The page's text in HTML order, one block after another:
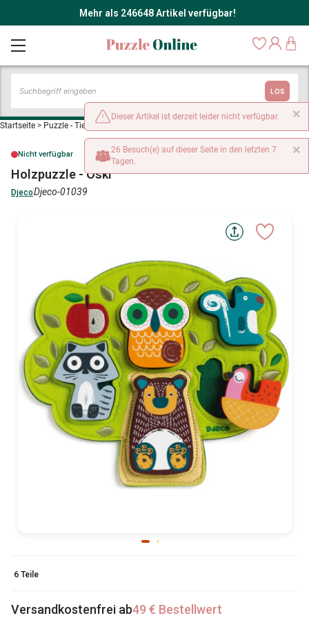
Mehr als 246648 Artikel verfügbar!
LOS
Startseite > Puzzle - Tierpuzzles
Nicht verfügbar
Holzpuzzle - Oski
DjecoDjeco-01039
6 Teile
Versandkostenfrei ab49 € Bestellwert
×
Dieser Artikel ist derzeit leider nicht verfügbar.
×
26 Besuch(e) auf dieser Seite in den letzten 7
Tagen.